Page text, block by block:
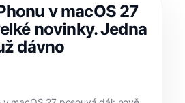
v macOS 27
novinky. Jedna
dávno